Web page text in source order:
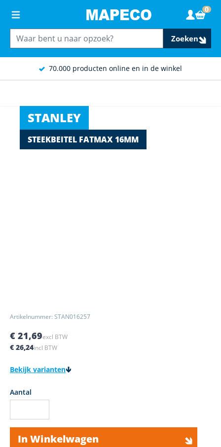
70.000 producten online en in de winkel
Zoeken
0
STANLEY
STEEKBEITEL FATMAX 16MM
Artikelnummer: STAN016257
€ 21,69excl BTW
€ 26,24incl BTW
Bekijk varianten
Aantal
In Winkelwagen